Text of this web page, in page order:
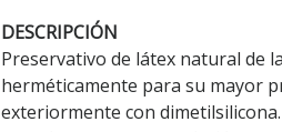
DESCRIPCIÓN
Preservativo de látex natural de
herméticamente para su mayor
exteriormente con